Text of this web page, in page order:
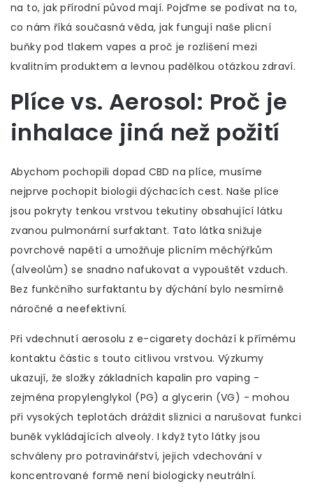
na to, jak přírodní původ mají. Pojďme se podívat na to,
co nám říká současná věda, jak fungují naše plicní
buňky pod tlakem vapes a proč je rozlišení mezi
kvalitním produktem a levnou padělkou otázkou zdraví.
Plíce vs. Aerosol: Proč je
inhalace jiná než požití
Abychom pochopili dopad CBD na plíce, musíme
nejprve pochopit biologii dýchacích cest. Naše plíce
jsou pokryty tenkou vrstvou tekutiny obsahující látku
zvanou pulmonární surfaktant. Tato látka snižuje
povrchové napětí a umožňuje plicním měchýřkům
(alveolům) se snadno nafukovat a vypouštět vzduch.
Bez funkčního surfaktantu by dýchání bylo nesmírně
náročné a neefektivní.
Při vdechnutí aerosolu z e-cigarety dochází k přímému
kontaktu částic s touto citlivou vrstvou. Výzkumy
ukazují, že složky základních kapalin pro vaping -
zejménapropylenglykol (PG) aglycerin (VG) - mohou
při vysokých teplotách dráždit sliznici a narušovat funkci
buněk vykládajících alveoly. I když tyto látky jsou
schváleny pro potravinářství, jejich vdechování v
koncentrované formě není biologicky neutrální.